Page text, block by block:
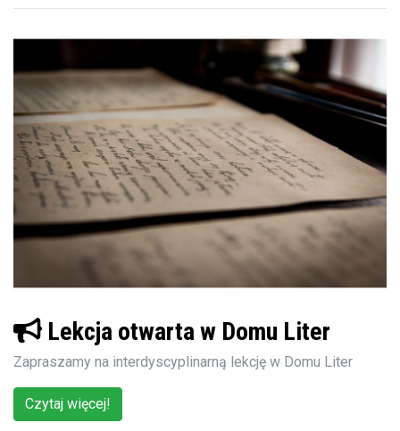
Lekcja otwarta w Domu Liter
Zapraszamy na interdyscyplinarną lekcję w Domu Liter
Czytaj więcej!